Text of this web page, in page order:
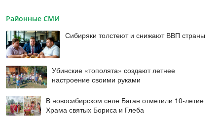
Районные СМИ
Сибиряки толстеют и снижают ВВП страны
Убинские «тополята» создают летнее
настроение своими руками
В новосибирском селе Баган отметили 10-летие
Храма святых Бориса и Глеба